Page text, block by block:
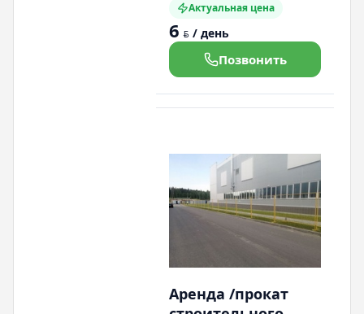
высота 2 метра, глубина 1
метр. Допустимая
нагрузка 200 кг. Любой
объем. Доста а по РБ либо
самовывоз. Низкие цены,
индивидуальный подход
Актуальная цена
6 BYN / день
Позвонить
Аренда /прокат